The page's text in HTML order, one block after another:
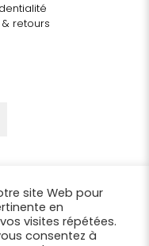
retours
site Web pour
en
visites répétées.
consentez à